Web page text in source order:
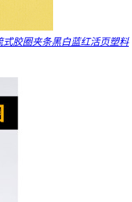
胶圈夹条黑白蓝红活页塑料